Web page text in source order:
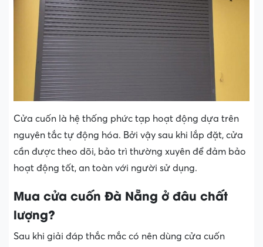
Cửa cuốn là hệ thống phức tạp hoạt động dựa trên
nguyên tắc tự động hóa. Bởi vậy sau khi lắp đặt, cửa
cần được theo dõi, bảo trì thường xuyên để đảm bảo
hoạt động tốt, an toàn với người sử dụng.
Mua cửa cuốn Đà Nẵng ở đâu chất
lượng?
Sau khi giải đáp thắc mắc có nên dùng cửa cuốn